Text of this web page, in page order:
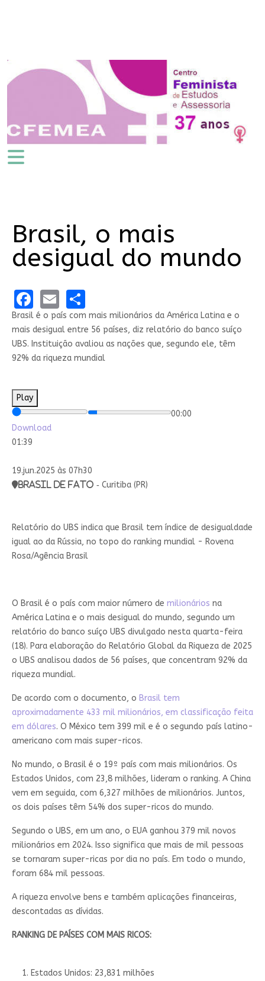
Brasil, o mais
desigual do mundo
Facebook
EmailShare
Brasil é o país com mais milionários da América Latina e o
mais desigual entre 56 países, diz relatório do banco suíço
UBS. Instituição avaliou as nações que, segundo ele, têm
92% da riqueza mundial
Play
00:00
Download
01:39
19.jun.2025 às 07h30
Brasil de Fato -Curitiba (PR)
Relatório do UBS indica que Brasil tem índice de desigualdade
igual ao da Rússia, no topo do ranking mundial - Rovena
Rosa/Agência Brasil
O Brasil é o país com maior número de milionários na
América Latina e o mais desigual do mundo, segundo um
relatório do banco suíço UBS divulgado nesta quarta-feira
(18). Para elaboração do Relatório Global da Riqueza de 2025
o UBS analisou dados de 56 países, que concentram 92% da
riqueza mundial.
De acordo com o documento, o Brasil tem
aproximadamente 433 mil milionários, em classificação feita
em dólares. O México tem 399 mil e é o segundo país latino-
americano com mais super-ricos.
No mundo, o Brasil é o 19º país com mais milionários. Os
Estados Unidos, com 23,8 milhões, lideram o ranking. A China
vem em seguida, com 6,327 milhões de milionários. Juntos,
os dois países têm 54% dos super-ricos do mundo.
Segundo o UBS, em um ano, o EUA ganhou 379 mil novos
milionários em 2024. Isso significa que mais de mil pessoas
se tornaram super-ricas por dia no país. Em todo o mundo,
foram 684 mil pessoas.
A riqueza envolve bens e também aplicações financeiras,
descontadas as dívidas.
RANKING DE PAÍSES COM MAIS RICOS:
Estados Unidos: 23,831 milhões